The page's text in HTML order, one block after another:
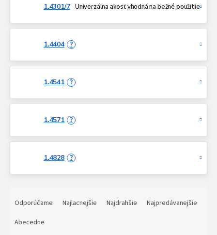
, alebos ochrannou fóliou
pre zachovanie kvality
povrchu počas manipulácie a dopravy. Dodávame ich v
na požiadanie zabezpečíme aj delenie na mieru podľa vašich
potrieb.
1.4301/7 Univerzálna akosť vhodná na bežné použitie
1.4404 ?
1.4541 ?
1.4571 ?
1.4828 ?
Odporúčame Najlacnejšie Najdrahšie
Najpredávanejšie
Abecedne